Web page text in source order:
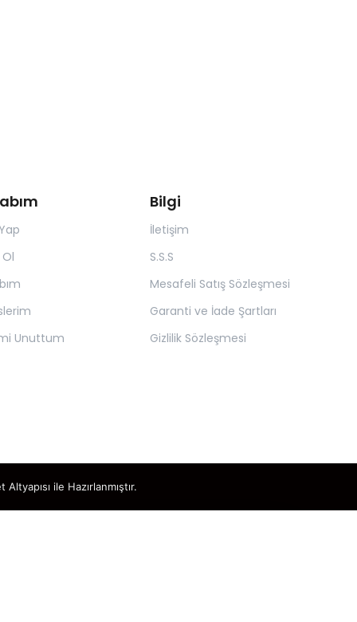
Ol
Unuttum
Bilgi
İletişim
S.S.S
Mesafeli Satış Sözleşmesi
Garanti ve İade Şartları
Gizlilik Sözleşmesi
Altyapısı ile Hazırlanmıştır.